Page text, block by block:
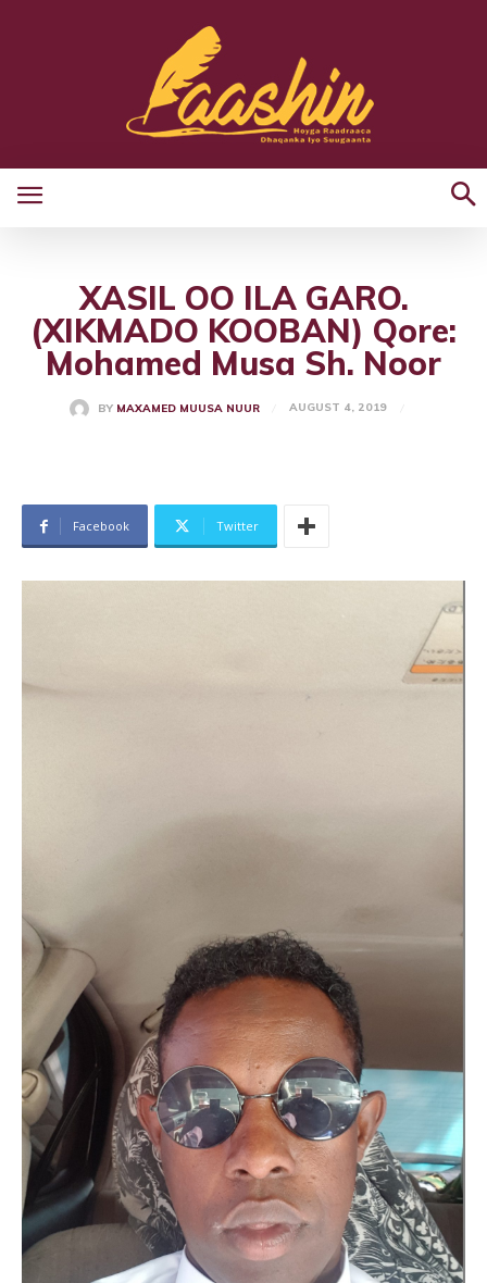
XASIL OO ILA GARO.
(XIKMADO KOOBAN) Qore:
Mohamed Musa Sh. Noor
BY MAXAMED MUUSA NUUR AUGUST 4, 2019
Facebook Twitter